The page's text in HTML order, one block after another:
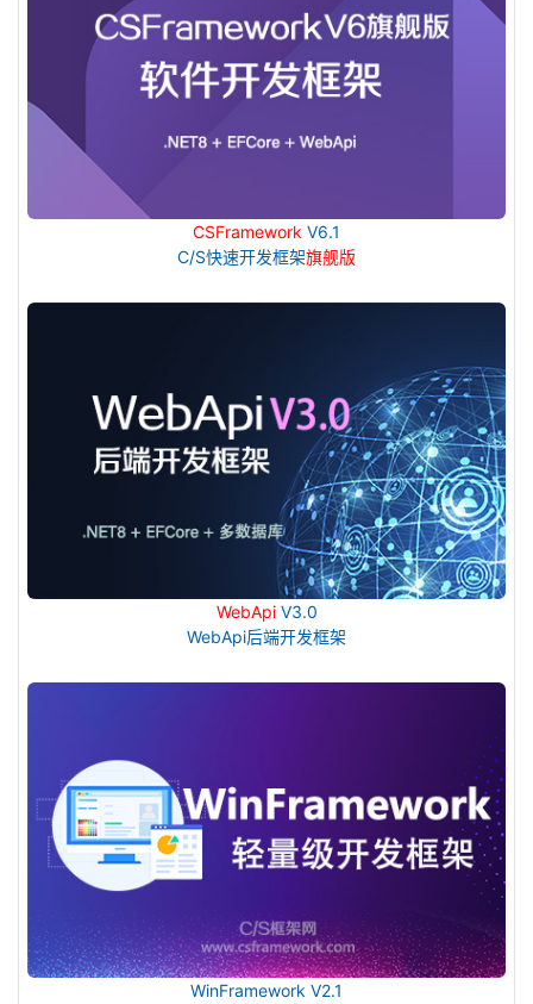
CSFramework V6.1
C/S快速开发框架旗舰版
WebApiV3.0
WebApi后端开发框架
WinFramework V2.1